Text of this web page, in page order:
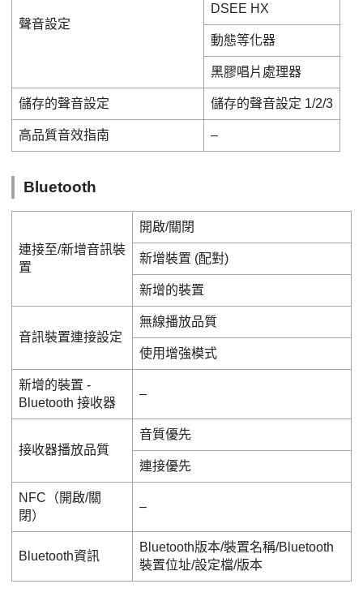
聲音設定
DSEE HX
動態等化器
黑膠唱片處理器
儲存的聲音設定 儲存的聲音設定 1/2/3
高品質音效指南 –
Bluetooth
連接至/新增音訊裝
置
開啟/關閉
新增裝置 (配對)
新增的裝置
音訊裝置連接設定
無線播放品質
使用增強模式
新增的裝置 -
Bluetooth 接收器
–
接收器播放品質
音質優先
連接優先
NFC（開啟/關
閉）
–
Bluetooth資訊
Bluetooth版本/裝置名稱/Bluetooth
裝置位址/設定檔/版本